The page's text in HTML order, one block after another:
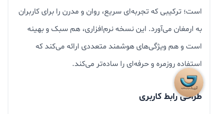
است؛ ترکیبی که تجربه‌ای سریع، روان و مدرن را برای کاربران
به ارمغان می‌آورد. این نسخه نرم‌افزاری، هم سبک و بهینه
است و هم ویژگی‌های هوشمند متعددی ارائه می‌کند که
استفاده روزمره و حرفه‌ای را ساده‌تر می‌کند.
طراحی رابط کاربری